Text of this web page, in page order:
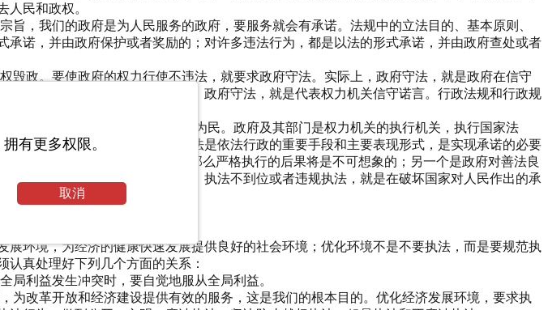
民和政权。
，我们的政府是为人民服务的政府，要服务就会有承诺。法规中的立法目的、基本原则、
诺，并由政府保护或者奖励的；对许多违法行为，都是以法的形式承诺，并由政府查处或者
政。要使政府的权力行使不违法，就要求政府守法。实际上，政府守法，就是政府在信守
，而且有义务保证承诺的实现。政府守法，就是代表权力机关信守诺言。行政法规和行政规
句空话。善法善施，才能良政为民。政府及其部门是权力机关的执行机关，执行国家法
，都离不开行政执法。行政执法是依法行政的重要手段和主要表现形式，是实现承诺的必要
善法良规。如果是恶法劣规，那么严格执行的后果将是不可想象的；另一个是政府对善法良
不断地实现诺言。不严格执法、执法不到位或者违规执法，就是在破坏国家对人民作出的承
环境，为经济的健康快速发展提供良好的社会环境；优化环境不是不要执法，而是要规范执
真处理好下列几个方面的关系：
利益发生冲突时，要自觉地服从全局利益。
改革开放和经济建设提供有效的服务，这是我们的根本目的。优化经济发展环境，要求执
有更多权限。
取消